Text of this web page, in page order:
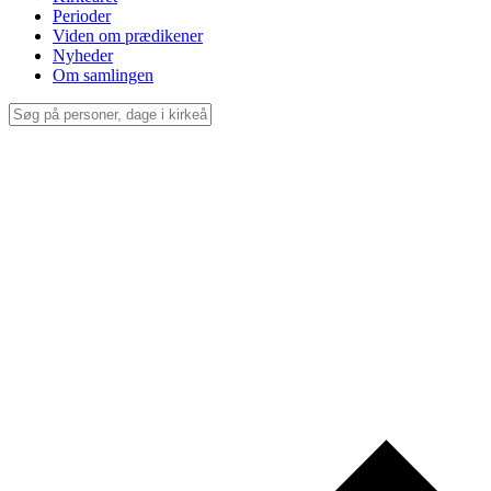
Perioder
Viden om prædikener
Nyheder
Om samlingen